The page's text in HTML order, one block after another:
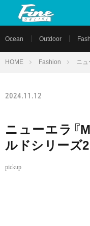
Ocean Outdoor
HOME Fashion ニュ
2024.11.12
ニューエラ『
ルドシリーズ
pickup